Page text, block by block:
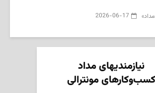
2026-06-17
نیازمندیهای مداد
کسب‌وکارهای مونترالی